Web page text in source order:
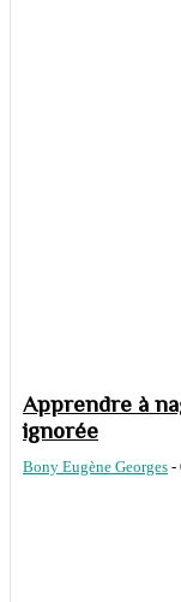
Apprendre à
ignorée
Bony Eugène Georges -